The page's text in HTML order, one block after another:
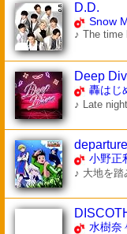
D.D.
Snow
♪ The time
Deep
轟はじ
♪ Late
小野正
♪ 大地を
水樹奈